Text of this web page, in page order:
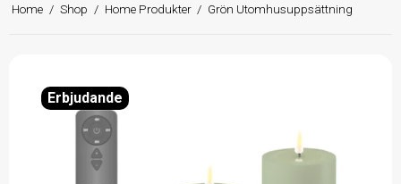
Home / Shop / Home Produkter / Grön Utomhusuppsättning
Erbjudande